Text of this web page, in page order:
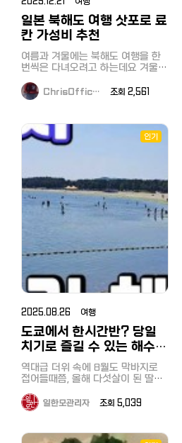
최대급 드럭스토어인 마츠모토 키요
시의 할인 쿠폰입니다. 현지에서는
'마츠키요'로 불립니다^^ 내국인의
경우 보통 전용앱의 룰렛 등의 게임
으로 획득한 할인 쿠폰이나 점포에
서 나눠주는 쿠폰, 이전 구매때 받은
영수증을 사용하여 할인 받곤 합니
다. 구매금액에 따라 7%와 면세 할
인도 받을 수 있는 쿠폰입니다. 이
사용, 이 화면을 제시하셔도 됩니다.
계산할 때 할인쿠폰 + 여권제시하면
만엔 이상 구매시 5% 할인5만엔 이
상 구매시 7% 할인 3. 빅카메라 전
자제품 뿐 아니라 드럭스토어로도
인기 있는 일본의 '빅카메라 할인쿠
비꾸 비꾸카메라'라는 씨엠송으로
유명합니다. 가전뿐만 아니라 드럭
스토어, 잡화, 일용품까지 팔고 있어
서 원스톱 쇼핑이 가능합니다. 계열
사인 코지마, 소프맵에서도 사용 가
미지 저장 후 사용, 이 화면을 제시
+ 여권제시하면 면세처리까지 하고
계산 【할인쿠폰 혜택】 구매금액 제
한 없이 최대 7% 할인 컨텍트 렌즈,
카메라, 미용가전, 오디오, 시계, 장
남감 등 : Tax Free 10% + 최대
과자 등 : Tax Free 10% + 최대
5% 추가 할인 제공 일본 술 : Tax
공 【주의사항】 닌텐도 및 애플 제품,
셨나요? 이곳에는 위엄 넘치는 사자
가족이 살고 있어요. 놓치지 마세요:
매일 오후에 진행되는 사자 먹이 주
기 시간은 정말 압권입니다. 사육사
의 설명과 함께 사자들의 역동적인
모습을 바로 눈앞에서 관찰할 수 있
시간을 놓치지 않도록 일정을 완벽
하게 짜드립니다! 3. 복작복작 귀여
파카, 양, 염소, 그리고 물가에서 뒤
뚱거리는 오리들까지! 파라다이스
밸리는 그야말로 '동물들의 천국'입
헤엄치는 모습도 볼 수 있어요. 발길
닿는 곳마다 귀여운 생명체들이 가
득해 지루할 틈이 없습니다. 왜 '홍길
동 투어'와 함께 가야 할까요? 동물
들과의 완벽한 교감: 어느 타이밍에
테랑 가이드가 딱딱 짚어드려요.
일본 북해도 여행 삿포로 료
칸 가성비 추천
여름과 겨울에는 북해도 여행을 한
번씩은 다녀오려고 하는데요 겨울은
큽니다. 겨울 삿포로 여행만 다섯 번
째인데 겨울이 긴 만큼 두 번을 다녀
숙박이 빠지지 않았어요. 이번 겨울
추천하는 삿포로 료칸은 조잔케이
온천마을이고 가성비 료칸 소개해
습을 기대할 텐데요 삿포로 온천은
조잔케이 온천마을만 4-5번을 다녀
왔고 그 안에서 시카노유 료칸, 하나
모미지 숙박을 주로 했습니다. 그런
천여행을 즐길 수 있었는데요 삿포
로 온천 즐기는 건 물론이고 마을 자
체도 크지 않지만 족욕할 수 있는 곳
도 너무 만족했어요. 1. 삿포로 료칸
시카노유 가는법 호텔 송영버스 예
약 / 갓파라이너 예약 삿포로 시카
노유 료칸은 하나모미지와 함께 운
영되고 있어서 송영버스도 함께 이
용합니다. 료칸 예약이 끝나면 투숙
예정객은 셔틀버스 예약을 따로 해
야 하고 송영버스를 무료로 탑승할
수 있어요. 셔틀버스 예약을 놓쳤다
면 갓파라이너 예약(유료)으로 조잔
케이로 이동할 수 있어요. JR삿포로
역 &gt; 시카노유 료칸 소요시간 80
분 신치토세 공항&gt;시카노유 료칸
이역, 도야코 온천에서도 조잔케이
ChrisOffic… 조회 2,561
인기
2025.08.26 여행
도쿄에서 한시간반? 당일
치기로 즐길 수 있는 해수욕
장 요코하마 우미노코엔
（海の公園）, 핫케이지마
（八景島）
역대급 더위 속에 8월도 막바지로
접어들때쯤, 올해 다섯살이 된 딸아
지 못했다는 사실을 깨달았습니다.
그리고 바로 도쿄 당일치기 해수욕
마에 가까운 이타바시구에 거주하기
일한모관리자 조회 5,039